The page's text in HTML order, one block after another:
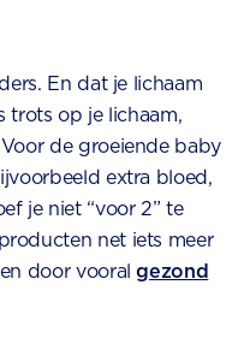
En dat je lichaam
trots op je lichaam,
de groeiende baby
extra bloed,
je niet “voor 2” te
net iets meer
door vooralgezond